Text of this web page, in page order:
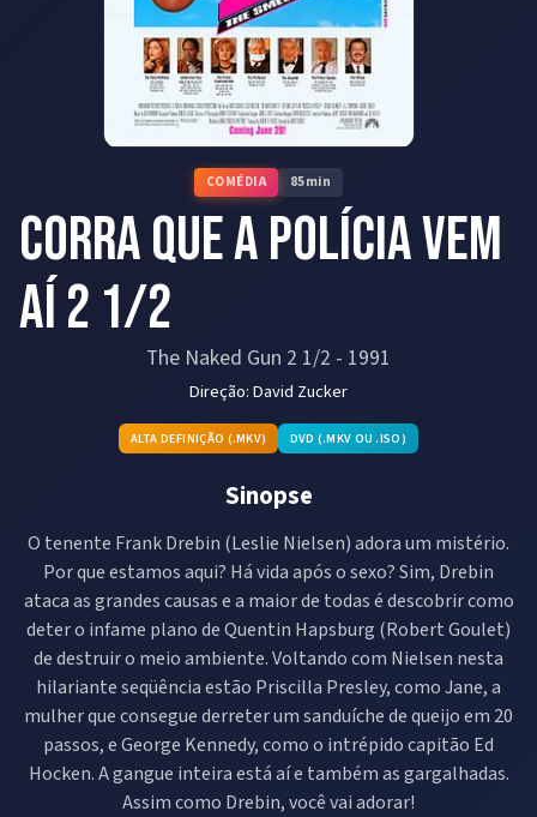
COMÉDIA 85min
Corra Que a Polícia Vem
Aí 2 1/2
The Naked Gun 2 1/2 - 1991
Direção:David Zucker
ALTA DEFINIÇÃO (.MKV) DVD (.MKV OU .ISO)
Sinopse
O tenente Frank Drebin (Leslie Nielsen) adora um mistério.
Por que estamos aqui? Há vida após o sexo? Sim, Drebin
ataca as grandes causas e a maior de todas é descobrir como
deter o infame plano de Quentin Hapsburg (Robert Goulet)
de destruir o meio ambiente. Voltando com Nielsen nesta
hilariante seqüência estão Priscilla Presley, como Jane, a
mulher que consegue derreter um sanduíche de queijo em 20
passos, e George Kennedy, como o intrépido capitão Ed
Hocken. A gangue inteira está aí e também as gargalhadas.
Assim como Drebin, você vai adorar!